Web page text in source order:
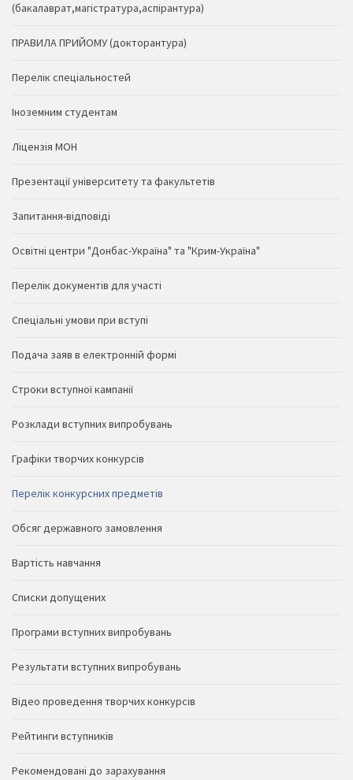
(бакалаврат,магістратура,аспірантура)
ПРАВИЛА ПРИЙОМУ (докторантура)
Перелік спеціальностей
Іноземним студентам
Ліцензія МОН
Презентації університету та факультетів
Запитання-відповіді
Освітні центри "Донбас-Україна" та "Крим-Україна"
Перелік документів для участі
Спеціальні умови при вступі
Подача заяв в електронній формі
Строки вступної кампанії
Розклади вступних випробувань
Графіки творчих конкурсів
Перелік конкурсних предметів
Обсяг державного замовлення
Вартість навчання
Списки допущених
Програми вступних випробувань
Результати вступних випробувань
Відео проведення творчих конкурсів
Рейтинги вступників
Рекомендовані до зарахування